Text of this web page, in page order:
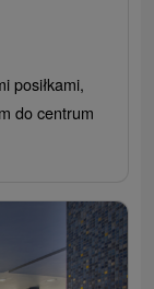
posiłkami,
do centrum